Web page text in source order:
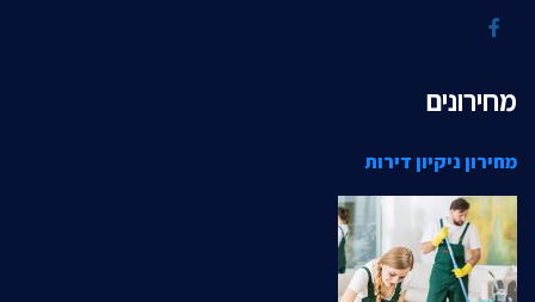
מחירונים
מחירון ניקיון דירות